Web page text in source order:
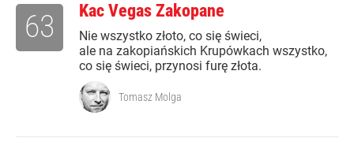
Kac Vegas Zakopane
Nie wszystko złoto, co się świeci,
ale na zakopiańskich Krupówkach wszystko,
co się świeci, przynosi furę złota.
63
Tomasz Molga